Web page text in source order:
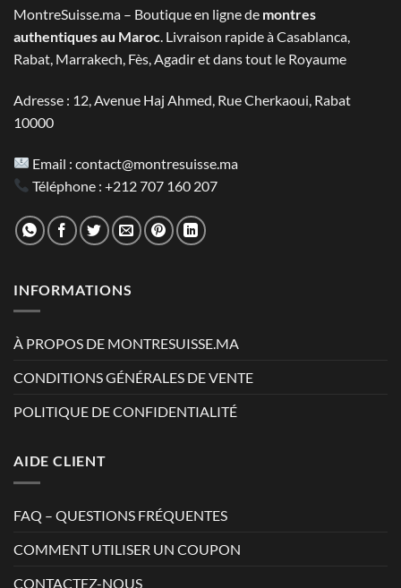
MontreSuisse.ma – Boutique en ligne de montres
authentiques au Maroc. Livraison rapide à Casablanca,
Rabat, Marrakech, Fès, Agadir et dans tout le Royaume
Adresse : 12, Avenue Haj Ahmed, Rue Cherkaoui, Rabat
10000
Email :contact@montresuisse.ma
Téléphone :+212 707 160 207
INFORMATIONS
À PROPOS DE MONTRESUISSE.MA
CONDITIONS GÉNÉRALES DE VENTE
POLITIQUE DE CONFIDENTIALITÉ
AIDE CLIENT
FAQ – QUESTIONS FRÉQUENTES
COMMENT UTILISER UN COUPON
CONTACTEZ-NOUS